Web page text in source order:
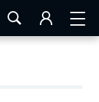
ROCHELLE